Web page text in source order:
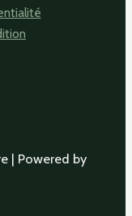
| Powered by